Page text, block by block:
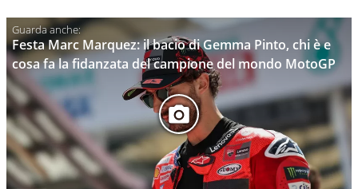
Festa Marc Marquez: il bacio di Gemma Pinto, chi è e
cosa fa la fidanzata del campione del mondo MotoGP